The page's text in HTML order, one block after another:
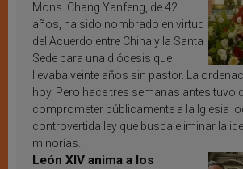
Mons. Chang Yanfeng, de 42
años, ha sido nombrado en virtud
del Acuerdo entre China y la Santa
Sede para una diócesis que
llevaba veinte años sin pastor. La
hoy. Pero hace tres semanas antes tuvo
comprometer públicamente a la Iglesia
controvertida ley que busca eliminar la
minorías.
León XIV anima a los